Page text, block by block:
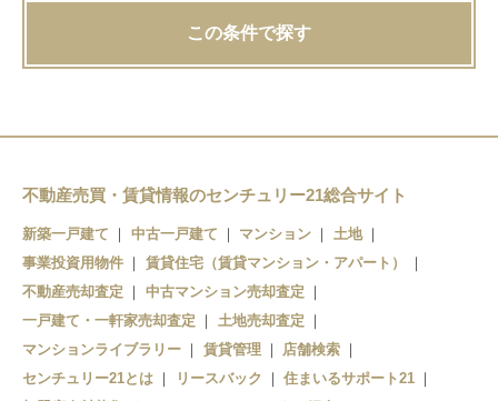
この条件で探す
不動産売買・賃貸情報のセンチュリー21総合サイト
新築一戸建て 中古一戸建て マンション
土地
事業投資用物件
賃貸住宅（賃貸マンション・アパート）
不動産売却査定
中古マンション売却査定
一戸建て・一軒家売却査定
土地売却査定
マンションライブラリー
賃貸管理
店舗検索
センチュリー21とは
リースバック
住まいるサポート21